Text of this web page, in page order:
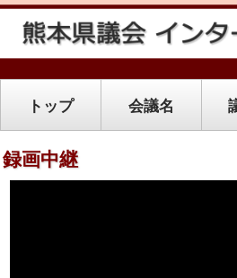
トップ 会議名
録画中継